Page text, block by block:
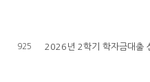
925 2026년 2학기 학자금대출